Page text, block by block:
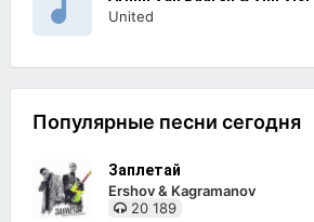
United
Популярные песни сегодня
Заплетай
Ershov & Kagramanov
20 189